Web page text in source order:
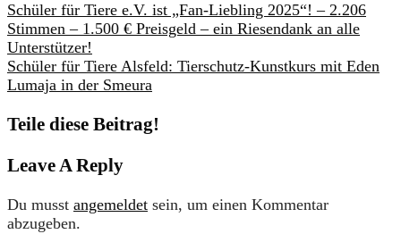
Schüler für Tiere e.V. ist „Fan-Liebling 2025“! – 2.206
Stimmen – 1.500 € Preisgeld – ein Riesendank an alle
Unterstützer!
Schüler für Tiere Alsfeld: Tierschutz-Kunstkurs mit Eden
Lumaja in der Smeura
Teile diese Beitrag!
Leave A Reply
Du musst angemeldet sein, um einen Kommentar
abzugeben.